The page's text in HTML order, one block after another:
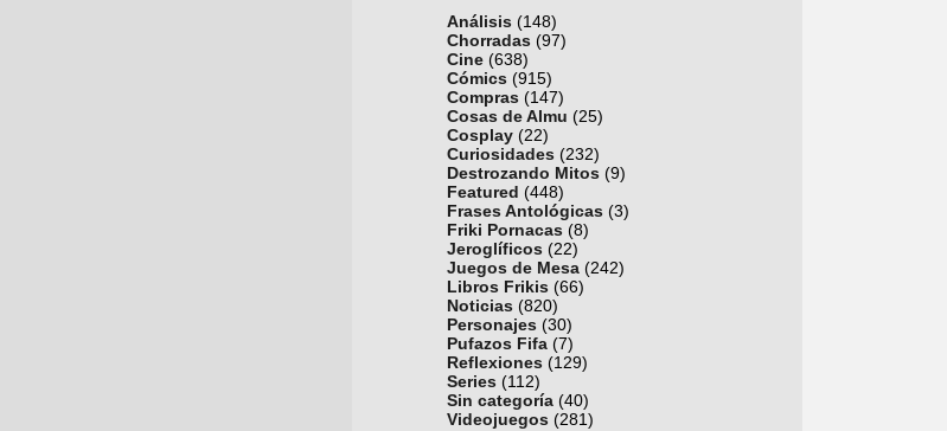
Análisis (148)
Chorradas (97)
Cine (638)
Cómics (915)
Compras (147)
Cosas de Almu (25)
Cosplay (22)
Curiosidades (232)
Destrozando Mitos (9)
Featured (448)
Frases Antológicas (3)
Friki Pornacas (8)
Jeroglíficos (22)
Juegos de Mesa (242)
Libros Frikis (66)
Noticias (820)
Personajes (30)
Pufazos Fifa (7)
Reflexiones (129)
Series (112)
Sin categoría (40)
Videojuegos (281)